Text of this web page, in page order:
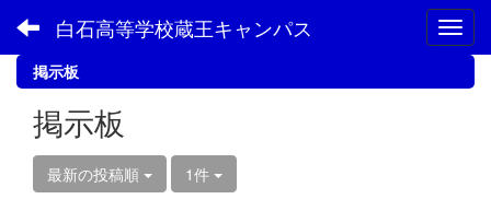
白石高等学校蔵王キャンパス
掲示板
掲示板
最新の投稿順 1件